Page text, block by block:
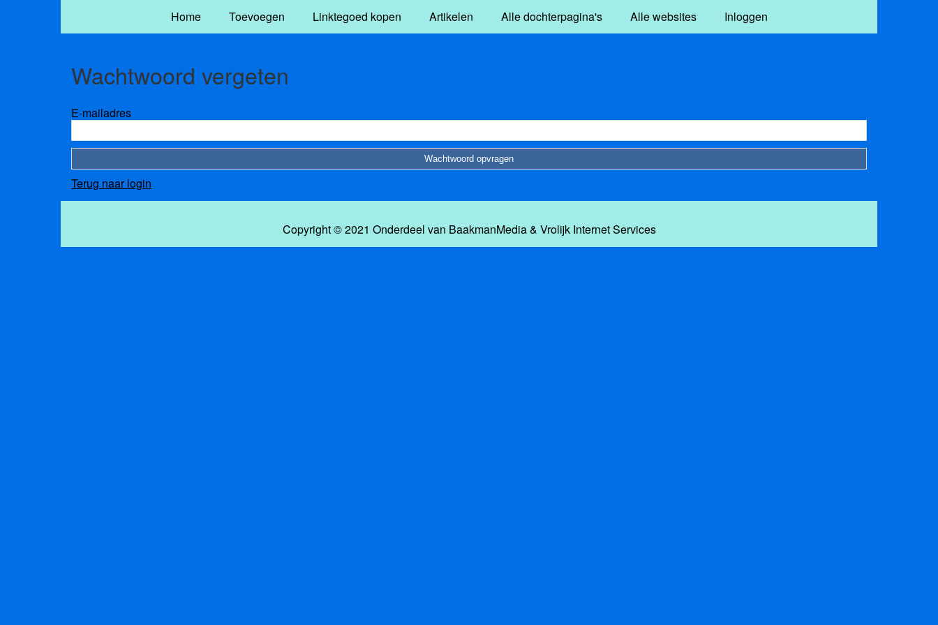
Home Toevoegen Linktegoed kopen Artikelen Alle dochterpagina's Alle websites Inloggen
Wachtwoord vergeten
E-mailadres
Terug naar login
Copyright © 2021 Onderdeel van BaakmanMedia& Vrolijk Internet Services